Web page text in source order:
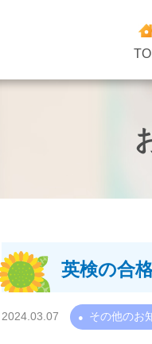
英検の合
2024.03.07 その他のお